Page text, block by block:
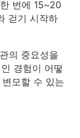
번에 15~20
걷기 시작하
의 중요성을
경험이 어떻
모할 수 있는